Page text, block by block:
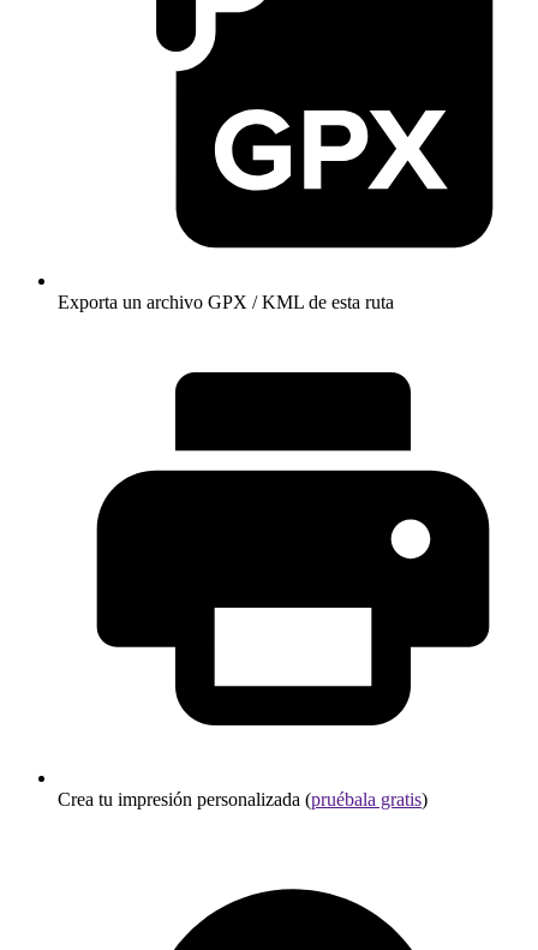
Exporta un archivo GPX / KML de esta ruta
Crea tu impresión personalizada (pruébala gratis)